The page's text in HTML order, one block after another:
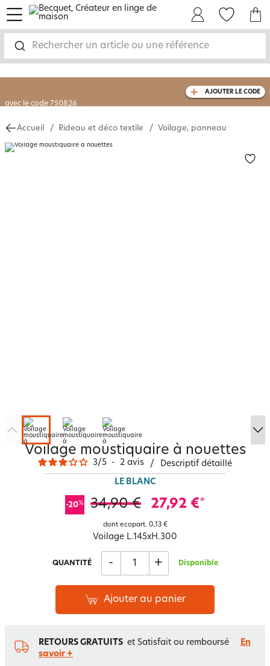
Rechercher un article ou une référence
menu
-30% sur votre commandedès 2 articles
achetés
AJOUTER LE CODE
Accueil Rideau et déco textile Voilage, panneau
Voilage moustiquaire à nouettes
3/5 - 2 avis / Descriptif détaillé
LE BLANC
-20% 34,90 € 27,92 €*
dont ecopart. 0,13 €
Voilage L.145xH.300
QUANTITÉ - + Disponible
Ajouter au panier
RETOURS GRATUITS et Satisfait ou remboursé
En
savoir +